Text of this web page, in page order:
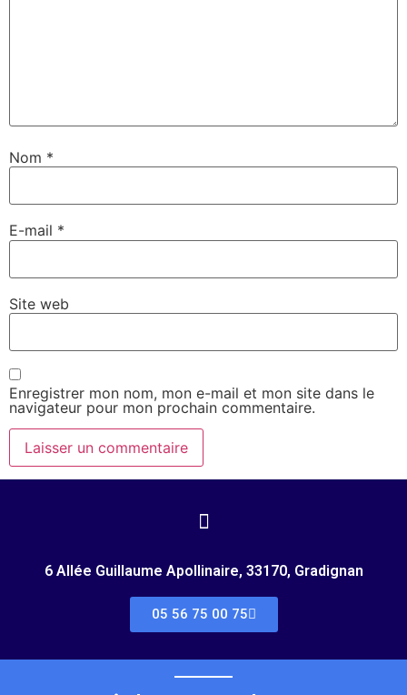
Nom *
E-mail *
Site web
Enregistrer mon nom, mon e-mail et mon site dans le
navigateur pour mon prochain commentaire.
6 Allée Guillaume Apollinaire, 33170, Gradignan
05 56 75 00 75